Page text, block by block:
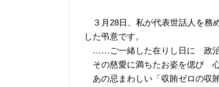
３月28日、私が代表世話人を務
した弔意です。
……ご一緒した在りし日に 政治
その慈愛に満ちたお姿を偲び
あの忌まわしい「収賄ゼロの収